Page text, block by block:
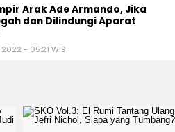
Arak Ade Armando, Jika
dan Dilindungi Aparat
- 05:21 WIB